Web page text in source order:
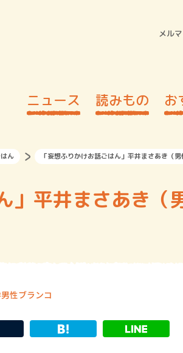
メル
ニュース 読みもの お
ん 「妄想ふりかけお話ごはん」平井まさあき（
」平井まさあき（
男性ブランコ